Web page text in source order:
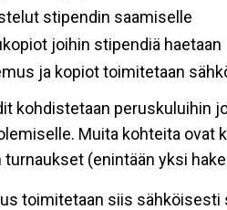
stipendin saamiselle
joihin stipendiä haetaan
ja kopiot toimitetaan
kohdistetaan peruskuluihin
Muita kohteita
turnaukset (enintään yksi
toimitetaan siis sähköisesti